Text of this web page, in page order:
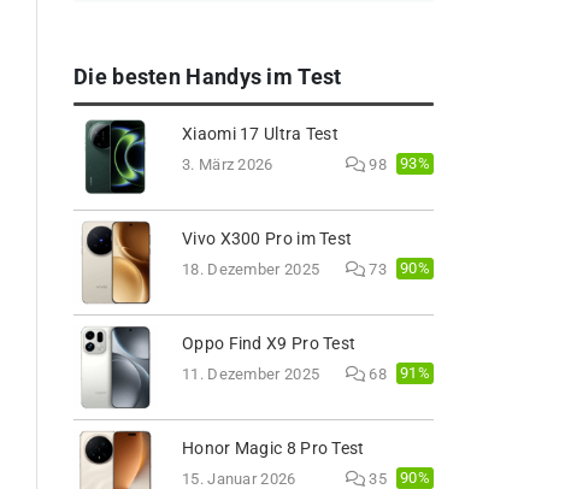
Die besten Handys im Test
Xiaomi 17 Ultra Test
3. März 2026 98 93%
Vivo X300 Pro im Test
18. Dezember 2025 73 90%
Oppo Find X9 Pro Test
11. Dezember 2025 68 91%
Honor Magic 8 Pro Test
15. Januar 2026 35 90%